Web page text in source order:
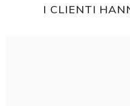
I CLIENTI